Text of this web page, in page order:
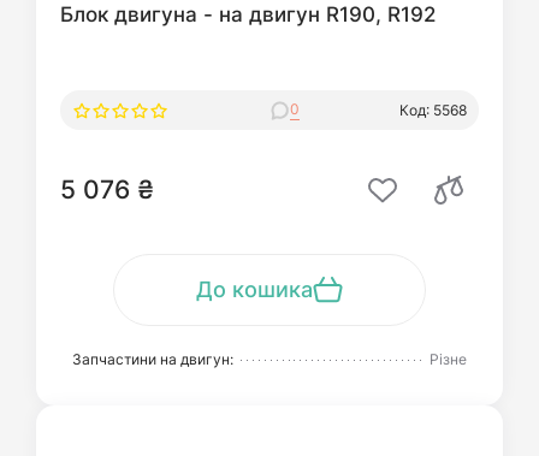
Блок двигуна - на двигун R190, R192
0 Код: 5568
5 076 ₴
До кошика
Запчастини на двигун: Різне